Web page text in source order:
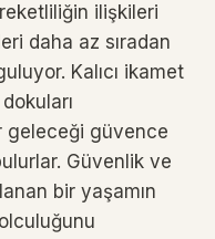
ilişkileri
daha az sıradan
Kalıcı ikamet
geleceği güvence
Güvenlik ve
bir yaşamın